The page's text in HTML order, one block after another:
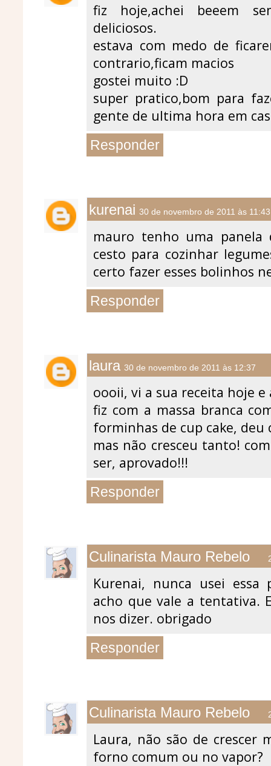
fiz hoje,achei beeem
deliciosos.
estava com medo de
contrario,ficam macios
gostei muito :D
super pratico,bom para
gente de ultima hora em
Responder
kurenai 30 de novembro de 2011 às 11:43
mauro tenho uma panela
cesto para cozinhar
certo fazer esses bolinhos
Responder
laura 30 de novembro de 2011 às 12:37
oooii, vi a sua receita hoje e
fiz com a massa branca
forminhas de cup cake, deu
mas não cresceu tanto!
ser, aprovado!!!
Responder
Culinarista Mauro Rebelo
Kurenai, nunca usei essa
acho que vale a tentativa.
nos dizer. obrigado
Responder
Culinarista Mauro Rebelo
Laura, não são de crescer
forno comum ou no vapor?